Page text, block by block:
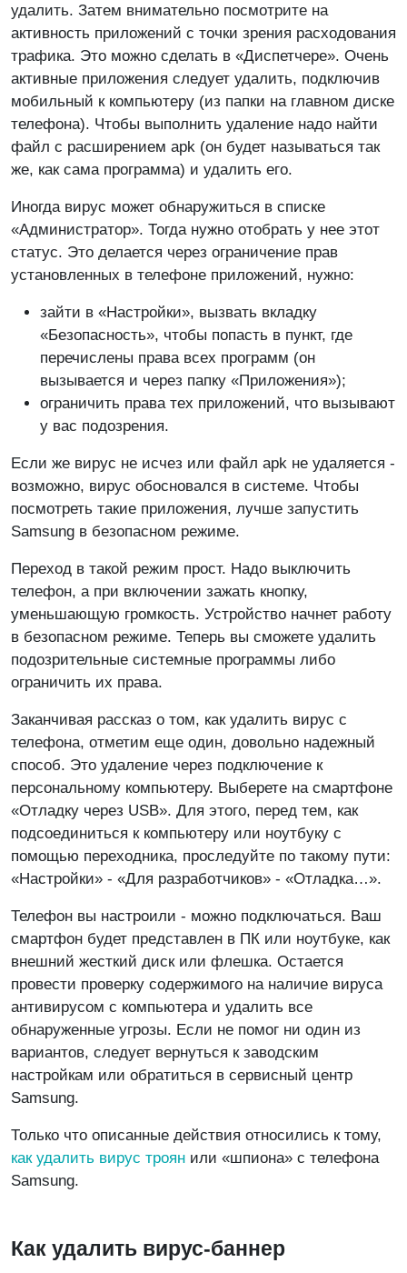
удалить. Затем внимательно посмотрите на
активность приложений с точки зрения расходования
трафика. Это можно сделать в «Диспетчере». Очень
активные приложения следует удалить, подключив
мобильный к компьютеру (из папки на главном диске
телефона). Чтобы выполнить удаление надо найти
файл с расширением apk (он будет называться так
же, как сама программа) и удалить его.
Иногда вирус может обнаружиться в списке
«Администратор». Тогда нужно отобрать у нее этот
статус. Это делается через ограничение прав
установленных в телефоне приложений, нужно:
зайти в «Настройки», вызвать вкладку
«Безопасность», чтобы попасть в пункт, где
перечислены права всех программ (он
вызывается и через папку «Приложения»);
ограничить права тех приложений, что вызывают
у вас подозрения.
Если же вирус не исчез или файл apk не удаляется -
возможно, вирус обосновался в системе. Чтобы
посмотреть такие приложения, лучше запустить
Samsung в безопасном режиме.
Переход в такой режим прост. Надо выключить
телефон, а при включении зажать кнопку,
уменьшающую громкость. Устройство начнет работу
в безопасном режиме. Теперь вы сможете удалить
подозрительные системные программы либо
ограничить их права.
Заканчивая рассказ о том, как удалить вирус с
телефона, отметим еще один, довольно надежный
способ. Это удаление через подключение к
персональному компьютеру. Выберете на смартфоне
«Отладку через USB». Для этого, перед тем, как
подсоединиться к компьютеру или ноутбуку с
помощью переходника, проследуйте по такому пути:
«Настройки» - «Для разработчиков» - «Отладка…».
Телефон вы настроили - можно подключаться. Ваш
смартфон будет представлен в ПК или ноутбуке, как
внешний жесткий диск или флешка. Остается
провести проверку содержимого на наличие вируса
антивирусом с компьютера и удалить все
обнаруженные угрозы. Если не помог ни один из
вариантов, следует вернуться к заводским
настройкам или обратиться в сервисный центр
Samsung.
Только что описанные действия относились к тому,
как удалить вирус троян или «шпиона» с телефона
Samsung.
Как удалить вирус-баннер